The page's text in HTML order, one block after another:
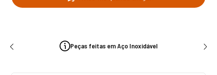
Peças feitas em Aço Inoxidável